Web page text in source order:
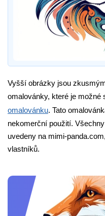
Vyšší obrázky jsou
omalovánky, které je možné
omalovánku. Tato
nekomerční použití.
uvedeny na mimi-
vlastníků.